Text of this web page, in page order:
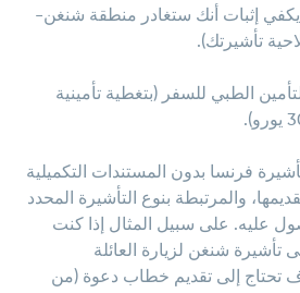
يكفي إثبات أنك ستغادر منطقة شنغن-
تأشيرتك).
الطبي للسفر (بتغطية تأمينية
فرنسا بدون المستندات التكميلية
والمرتبطة بنوع التأشيرة المحدد
عليه. على سبيل المثال إذا كنت
شنغن لزيارة العائلة
تحتاج إلى تقديم خطاب دعوة (من